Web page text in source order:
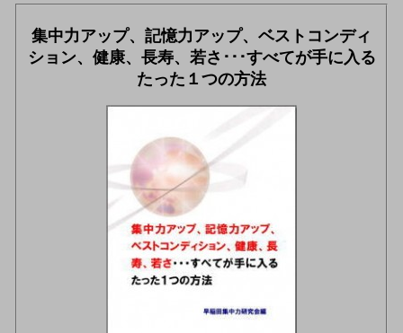
集中力アップ、記憶力アップ、ベストコンディ
ション、健康、長寿、若さ･･･すべてが手に入る
たった１つの方法